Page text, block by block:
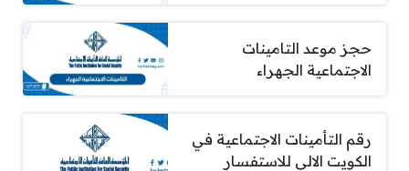
حجز موعد التامينات
الاجتماعية الجهراء
رقم التأمينات الاجتماعية في
الكويت الالي للاستفسار